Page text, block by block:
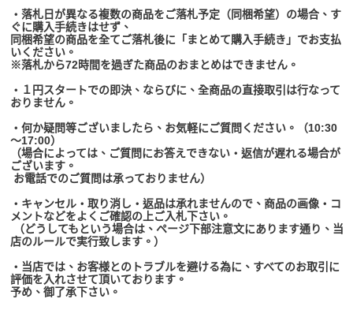
・落札日が異なる複数の商品をご落札予定（同梱希望）の場合、す
ぐに購入手続きはせず、
同梱希望の商品を全てご落札後に「まとめて購入手続き」でお支払
いください。
※落札から72時間を過ぎた商品のおまとめはできません。
・１円スタートでの即決、ならびに、全商品の直接取引は行なって
おりません。
・何か疑問等ございましたら、お気軽にご質問ください。（10:30
～17:00）
（場合によっては、ご質問にお答えできない・返信が遅れる場合が
ございます。
お電話でのご質問は承っておりません）
・キャンセル・取り消し・返品は承れませんので、商品の画像・コ
メントなどをよくご確認の上ご入札下さい。
（どうしてもという場合は、ページ下部注意文にあります通り、当
店のルールで実行致します。）
・当店では、お客様とのトラブルを避ける為に、すべてのお取引に
評価を入れさせて頂いております。
予め、御了承下さい。